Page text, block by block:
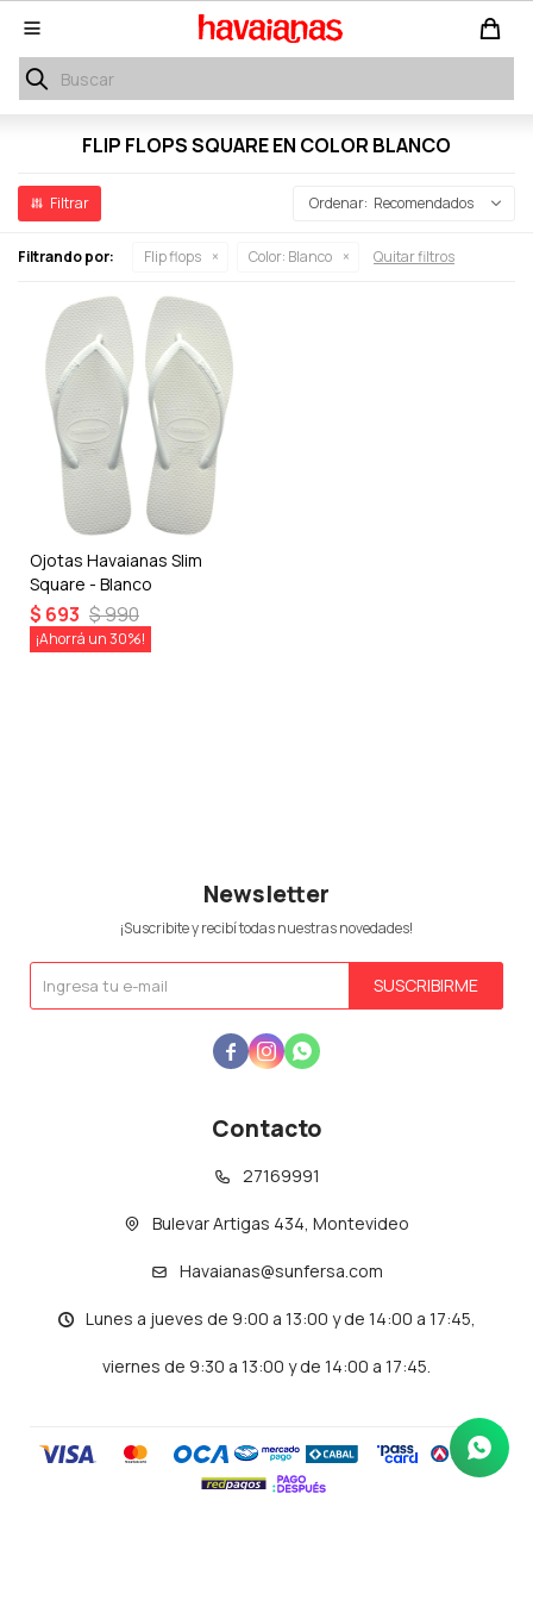

FLIP FLOPS SQUARE EN COLOR BLANCO
Recomendados
Filtrando por: Flip flops Color: Blanco Quitar filtros
Ojotas Havaianas Slim
Square - Blanco
$ 693 $990
30
Contacto
27169991
Bulevar Artigas 434, Montevideo
Havaianas@sunfersa.com
Lunes a jueves de 9:00 a 13:00 y de 14:00 a 17:45,
viernes de 9:30 a 13:00 y de 14:00 a 17:45.
Newsletter
¡Suscribite y recibí todas nuestras novedades!
SUSCRIBIRME
  